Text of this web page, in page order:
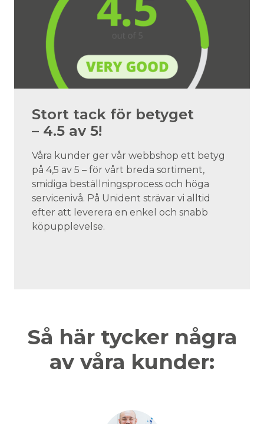
Stort tack för betyget
– 4.5 av 5!
Våra kunder ger vår webbshop ett betyg
på 4,5 av 5 – för vårt breda sortiment,
smidiga beställningsprocess och höga
servicenivå. På Unident strävar vi alltid
efter att leverera en enkel och snabb
köpupplevelse.
Så här tycker några
av våra kunder: